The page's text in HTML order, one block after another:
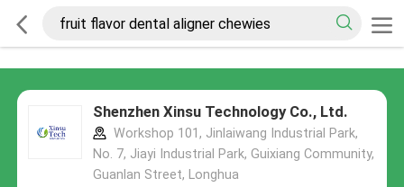
Shenzhen Xinsu Technology Co., Ltd.
Workshop 101, Jinlaiwang Industrial Park,
No. 7, Jiayi Industrial Park, Guixiang Community,
Guanlan Street, Longhua